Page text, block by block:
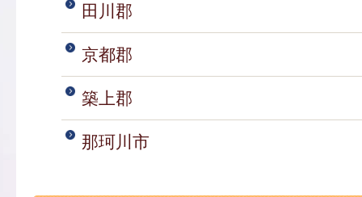
田川郡
京都郡
築上郡
那珂川市